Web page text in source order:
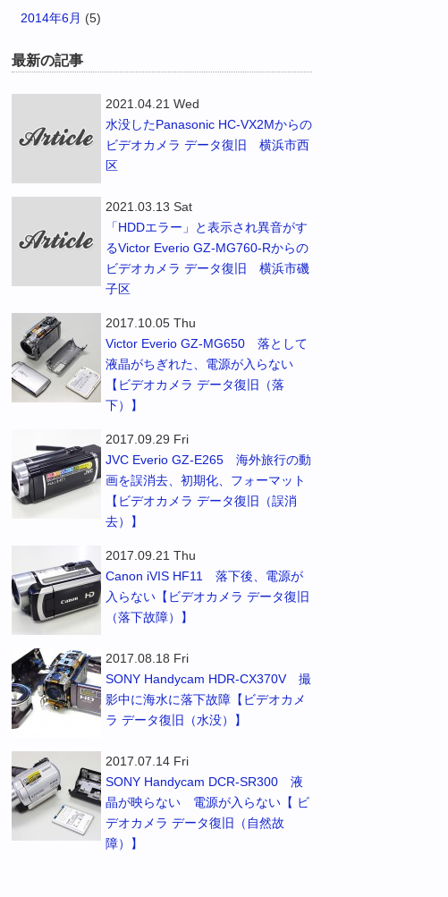
2014年6月 (5)
最新の記事
2021.04.21 Wed
水没したPanasonic HC-VX2Mからの
ビデオカメラ データ復旧 横浜市西
区
2021.03.13 Sat
「HDDエラー」と表示され異音がす
るVictor Everio GZ-MG760-Rからの
ビデオカメラ データ復旧 横浜市磯
子区
2017.10.05 Thu
Victor Everio GZ-MG650 落として
液晶がちぎれた、電源が入らない
【ビデオカメラ データ復旧（落
下）】
2017.09.29 Fri
JVC Everio GZ-E265 海外旅行の動
画を誤消去、初期化、フォーマット
【ビデオカメラ データ復旧（誤消
去）】
2017.09.21 Thu
Canon iVIS HF11 落下後、電源が
入らない【ビデオカメラ データ復旧
（落下故障）】
2017.08.18 Fri
SONY Handycam HDR-CX370V 撮
影中に海水に落下故障【ビデオカメ
ラ データ復旧（水没）】
2017.07.14 Fri
SONY Handycam DCR-SR300 液
晶が映らない 電源が入らない【 ビ
デオカメラ データ復旧（自然故
障）】